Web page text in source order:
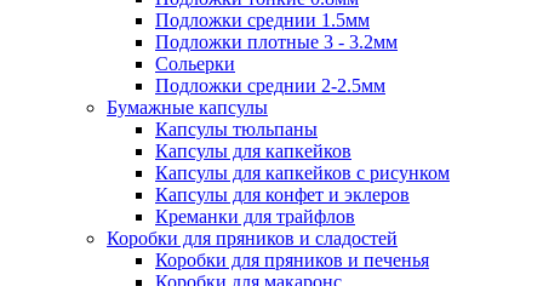
Подложки среднии 1.5мм
Подложки плотные 3 - 3.2мм
Сольерки
Подложки среднии 2-2.5мм
Бумажные капсулы
Капсулы тюльпаны
Капсулы для капкейков
Капсулы для капкейков с рисунком
Капсулы для конфет и эклеров
Креманки для трайфлов
Коробки для пряников и сладостей
Коробки для пряников и печенья
Коробки для макаронс